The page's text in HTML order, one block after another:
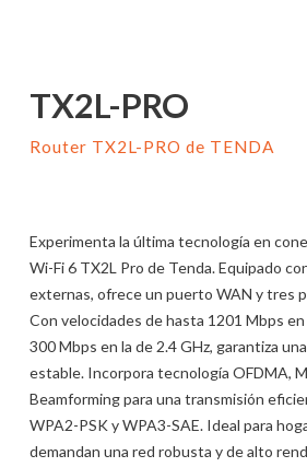
TX2L-PRO
Router TX2L-PRO de TENDA
Experimenta la última tecnología en
Wi-Fi 6 TX2L Pro de Tenda. Equipado
externas, ofrece un puerto WAN y tres
Con velocidades de hasta 1201 Mbps en
300 Mbps en la de 2.4 GHz, garantiza
estable. Incorpora tecnología OFDMA,
Beamforming para una transmisión
WPA2-PSK y WPA3-SAE. Ideal para
demandan una red robusta y de alto